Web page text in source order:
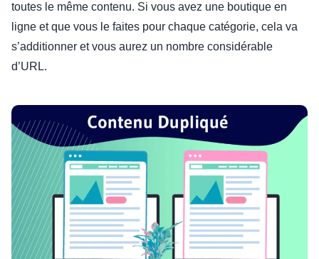
toutes le même contenu. Si vous avez une boutique en
ligne et que vous le faites pour chaque catégorie, cela va
s’additionner et vous aurez un nombre considérable
d’URL.